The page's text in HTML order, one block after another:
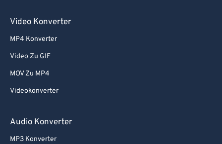
Video Konverter
MP4 Konverter
Video Zu GIF
MOV Zu MP4
Videokonverter
Audio Konverter
MP3 Konverter